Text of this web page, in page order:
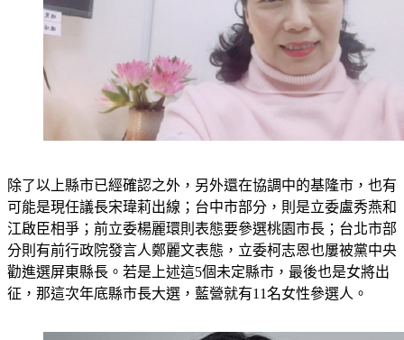
除了以上縣市已經確認之外，另外還在協調中的基隆市，也有
可能是現任議長宋瑋莉出線；台中市部分，則是立委盧秀燕和
江啟臣相爭；前立委楊麗環則表態要參選桃園市長；台北市部
分則有前行政院發言人鄭麗文表態，立委柯志恩也屢被黨中央
勸進選屏東縣長。 若是上述這5個未定縣市，最後也是女將出
征，那這次年底縣市長大選，藍營就有11名女性參選人。